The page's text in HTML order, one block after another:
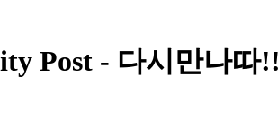
Post - 다시만나따!!